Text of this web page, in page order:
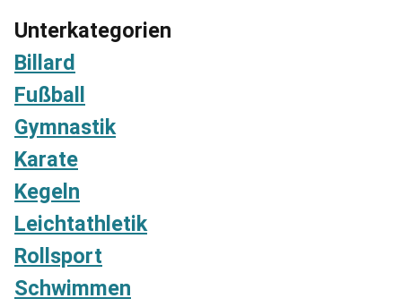
Unterkategorien
Billard
Fußball
Gymnastik
Karate
Kegeln
Leichtathletik
Rollsport
Schwimmen